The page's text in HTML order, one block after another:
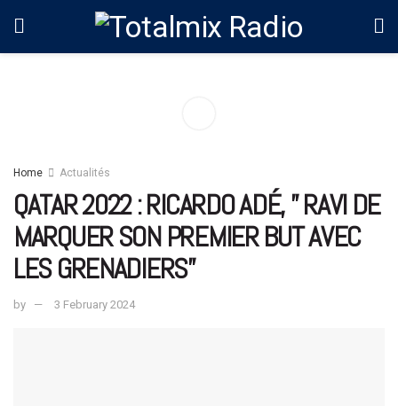
Home Actualités
QATAR 2022 : RICARDO ADÉ, ” RAVI DE
MARQUER SON PREMIER BUT AVEC
LES GRENADIERS”
by 3 February 2024